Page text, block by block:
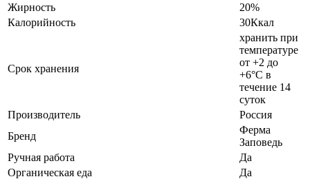
Жирность
20%
Калорийность
30Ккал
Cрок хранения
хранить при
температуре
от +2 до
+6°С в
течение 14
суток
Производитель
Россия
Бренд
Ферма
Заповедь
Ручная работа
Да
Органическая еда
Да